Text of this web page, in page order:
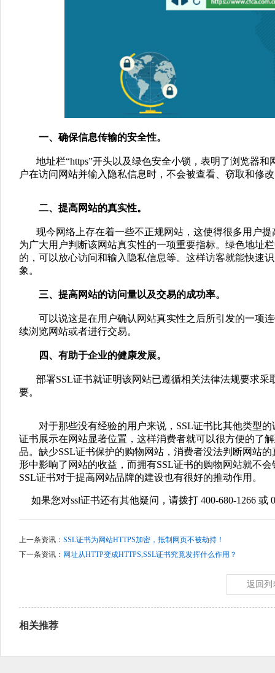
一、确保信息传输的安全性。
地址栏“https”开头以及绿色安全小锁，表明了浏览器和
户在访问网站并输入隐私信息时，不会被查看、窃取和修
二、提高网站的真实性。
现今网络上存在着一些不正规网站，这使得很多用户提
为广大用户判断该网站真实性的一项重要指标。绿色地址
的，可以放心访问和输入隐私信息等。这样访客就能快速
象。
三、提高网站的访问量以及交易的成功率。
可以说这是在用户确认网站真实性之后所引发的一项连
续浏览网站或者进行交易。
四、有助于企业的健康发展。
部署SSL证书就证明该网站已遵循相关法律法规要求采
要。
对于那些没有经验的用户来说，SSL证书比其他类型的
证书展示在网站显著位置，这样消费者就可以很方便的了
品。缺少SSL证书保护的购物网站，消费者没法判断网站
形中影响了网站的收益，而拥有SSL证书的购物网站就不
SSL证书对于提高网站品牌的建设也有很好的推动作用。
如果您对ssl证书还有其他疑问，请拨打 400-680-1266 或
上一条资讯： SSL证书为网站HTTPS加密，抵制网页不被劫持！
下一条资讯： 网址从HTTP变成HTTPS,SSL证书究竟发挥什么作用？
返回列
相关推荐